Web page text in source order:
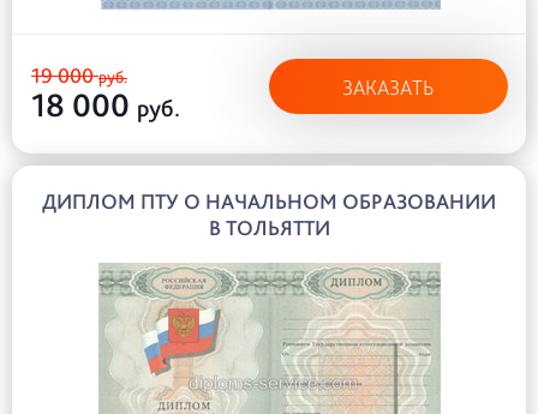
19 000руб.
18 000 руб.
ЗАКАЗАТЬ
ДИПЛОМ ПТУ О НАЧАЛЬНОМ ОБРАЗОВАНИИ
В ТОЛЬЯТТИ